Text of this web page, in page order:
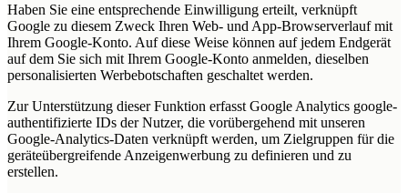
Haben Sie eine entsprechende Einwilligung erteilt, verknüpft
Google zu diesem Zweck Ihren Web- und App-Browserverlauf mit
Ihrem Google-Konto. Auf diese Weise können auf jedem Endgerät
auf dem Sie sich mit Ihrem Google-Konto anmelden, dieselben
personalisierten Werbebotschaften geschaltet werden.
Zur Unterstützung dieser Funktion erfasst Google Analytics google-
authentifizierte IDs der Nutzer, die vorübergehend mit unseren
Google-Analytics-Daten verknüpft werden, um Zielgruppen für die
geräteübergreifende Anzeigenwerbung zu definieren und zu
erstellen.